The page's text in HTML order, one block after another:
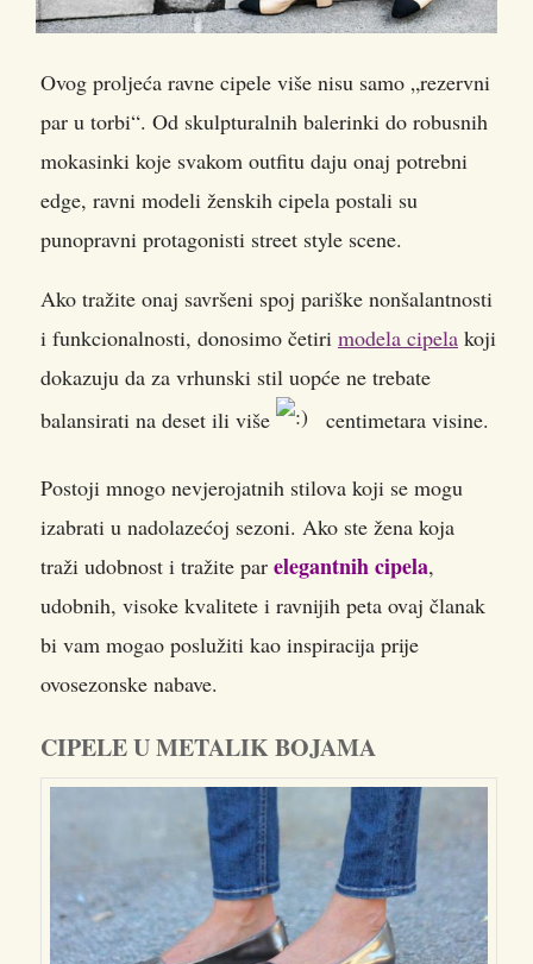
Ovog proljeća ravne cipele više nisu samo „rezervni
par u torbi“. Od skulpturalnih balerinki do robusnih
mokasinki koje svakom outfitu daju onaj potrebni
edge, ravni modeli ženskih cipela postali su
punopravni protagonisti street style scene.
Ako tražite onaj savršeni spoj pariške nonšalantnosti
i funkcionalnosti, donosimo četiri modela cipela koji
dokazuju da za vrhunski stil uopće ne trebate
balansirati na deset ili više
centimetara visine.
Postoji mnogo nevjerojatnih stilova koji se mogu
izabrati u nadolazećoj sezoni. Ako ste žena koja
traži udobnost i tražite par elegantnih cipela,
udobnih, visoke kvalitete i ravnijih peta ovaj članak
bi vam mogao poslužiti kao inspiracija prije
ovosezonske nabave.
CIPELE U METALIK BOJAMA